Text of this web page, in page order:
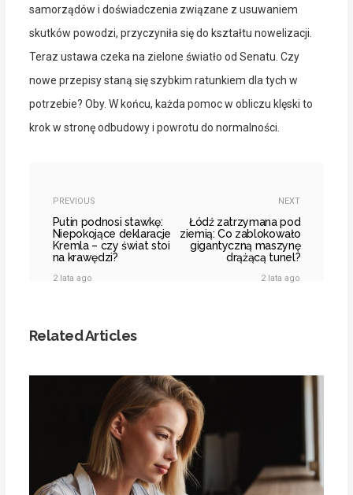
samorządów i doświadczenia związane z usuwaniem
skutków powodzi, przyczyniła się do kształtu nowelizacji.
Teraz ustawa czeka na zielone światło od Senatu. Czy
nowe przepisy staną się szybkim ratunkiem dla tych w
potrzebie? Oby. W końcu, każda pomoc w obliczu klęski to
krok w stronę odbudowy i powrotu do normalności.
PREVIOUS
Putin podnosi stawkę:
Niepokojące deklaracje
Kremla – czy świat stoi
na krawędzi?
2 lata ago
NEXT
Łódź zatrzymana pod
ziemią: Co zablokowało
gigantyczną maszynę
drążącą tunel?
2 lata ago
Related Articles